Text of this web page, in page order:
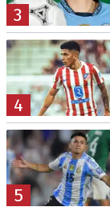
3
4
5